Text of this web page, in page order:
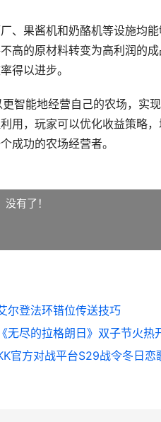
、果酱机和奶酪机等设施均
高的原材料转变为高利润的
得以进步。
智能地经营自己的农场，实
用，玩家可以优化收益策略
成功的农场经营者。
没有了！
尔登法环错位传送技巧